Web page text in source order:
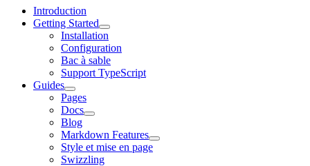
Introduction
Getting Started
Installation
Configuration
Bac à sable
Support TypeScript
Guides
Pages
Docs
Blog
Markdown Features
Style et mise en page
Swizzling